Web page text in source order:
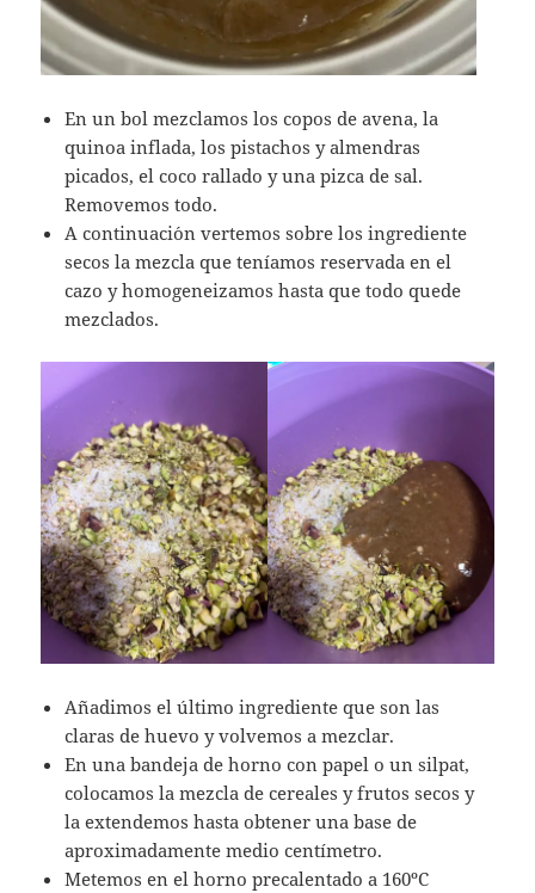
En un bol mezclamos los copos de avena, la
quinoa inflada, los pistachos y almendras
picados, el coco rallado y una pizca de sal.
Removemos todo.
A continuaci´on vertemos sobre los ingrediente
secos la mezcla que teníamos reservada en el
cazo y homogeneizamos hasta que todo quede
mezclados.
Añadimos el último ingrediente que son las
claras de huevo y volvemos a mezclar.
En una bandeja de horno con papel o un silpat,
colocamos la mezcla de cereales y frutos secos y
la extendemos hasta obtener una base de
aproximadamente medio centímetro.
Metemos en el horno precalentado a 160ºC